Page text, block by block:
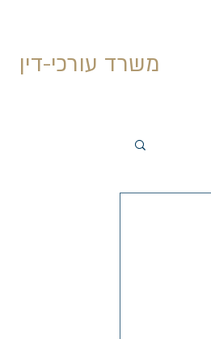
משרד עורכי-דין